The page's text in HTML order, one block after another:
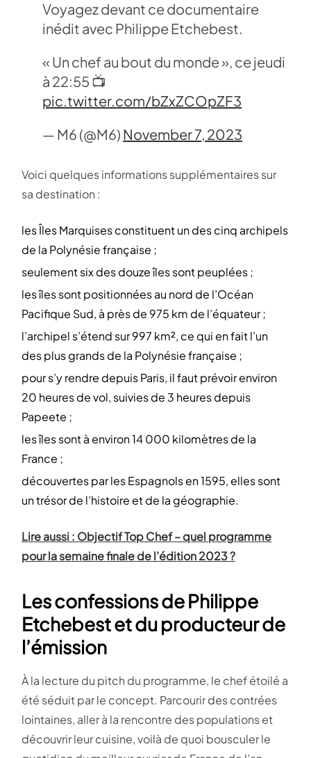
Voyagez devant ce documentaire
inédit avec Philippe Etchebest.
« Un chef au bout du monde », ce jeudi
à 22:55 📺
pic.twitter.com/bZxZCOpZF3
— M6 (@M6) November 7, 2023
Voici quelques informations supplémentaires sur
sa destination :
les Îles Marquises constituent un des cinq archipels
de la Polynésie française ;
seulement six des douze îles sont peuplées ;
les îles sont positionnées au nord de l’Océan
Pacifique Sud, à près de 975 km de l’équateur ;
l’archipel s’étend sur 997 km², ce qui en fait l’un
des plus grands de la Polynésie française ;
pour s’y rendre depuis Paris, il faut prévoir environ
20 heures de vol, suivies de 3 heures depuis
Papeete ;
les îles sont à environ 14 000 kilomètres de la
France ;
découvertes par les Espagnols en 1595, elles sont
un trésor de l’histoire et de la géographie.
Lire aussi : Objectif Top Chef – quel programme
pour la semaine finale de l’édition 2023 ?
Les confessions de Philippe
Etchebest et du producteur de
l’émission
À la lecture du pitch du programme, le chef étoilé a
été séduit par le concept. Parcourir des contrées
lointaines, aller à la rencontre des populations et
découvrir leur cuisine, voilà de quoi bousculer le